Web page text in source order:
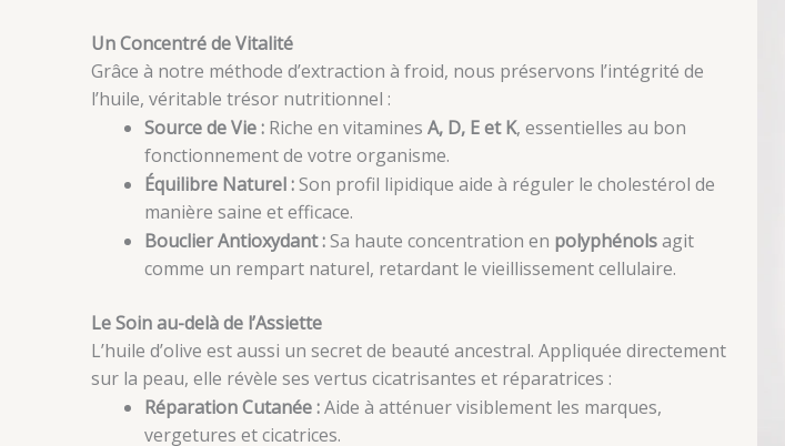
Un Concentré de Vitalité
Grâce à notre méthode d’extraction à froid, nous préservons l’intégrité de
l’huile, véritable trésor nutritionnel :
Source de Vie : Riche en vitamines A, D, E et K, essentielles au bon
fonctionnement de votre organisme.
Équilibre Naturel :Son profil lipidique aide à réguler le cholestérol de
manière saine et efficace.
Bouclier Antioxydant :Sa haute concentration en polyphénolsagit
comme un rempart naturel, retardant le vieillissement cellulaire.
Le Soin au-delà de l’Assiette
L’huile d’olive est aussi un secret de beauté ancestral. Appliquée directement
sur la peau, elle révèle ses vertus cicatrisantes et réparatrices :
Réparation Cutanée :Aide à atténuer visiblement les marques,
vergetures et cicatrices.